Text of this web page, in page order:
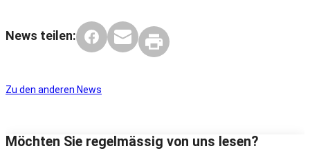
News teilen:
Zu den anderen News
Möchten Sie regelmässig von uns lesen?